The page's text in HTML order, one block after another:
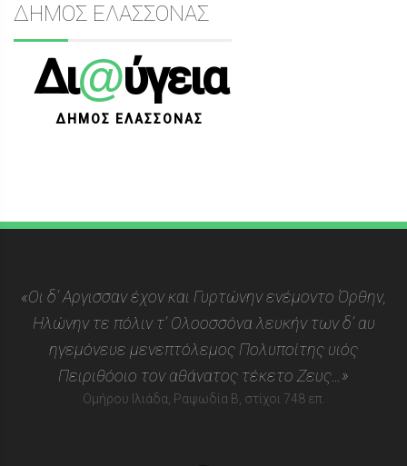
ΔΗΜΟΣ ΕΛΑΣΣΟΝΑΣ
Δι@ύγεια
ΔΗΜΟΣ ΕΛΑΣΣΟΝΑΣ
«Οι δ’ Αργισσαν έχον και Γυρτώνην ενέμοντο Όρθην,
Ηλώνην τε πόλιν τ’ Ολοοσσόνα λευκήν των δ’ αυ
ηγεμόνευε μενεπτόλεμος Πολυποίτης υιός
Πειριθόοιο τον αθάνατος τέκετο Ζευς…»
Ομήρου Ιλιάδα, Ραψωδία Β, στίχοι 748 επ.